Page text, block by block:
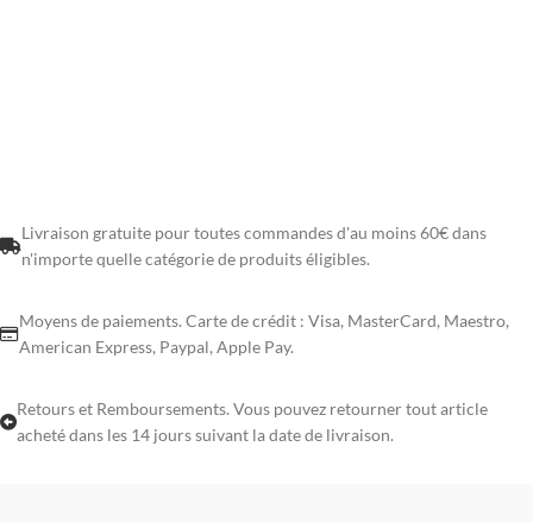
Livraison gratuite pour toutes commandes d'au moins 60€ dans
n'importe quelle catégorie de produits éligibles.
Moyens de paiements. Carte de crédit : Visa, MasterCard, Maestro,
American Express, Paypal, Apple Pay.
Retours et Remboursements. Vous pouvez retourner tout article
acheté dans les 14 jours suivant la date de livraison.